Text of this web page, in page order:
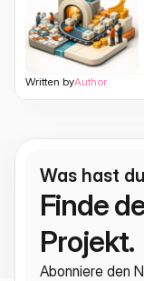
Written byAuthor
Was hast
Finde
Projekt.
Abonniere den